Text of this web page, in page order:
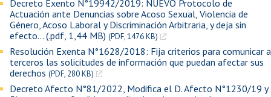
Decreto Exento N°19942/2019: NUEVO Protocolo de
Actuación ante Denuncias sobre Acoso Sexual, Violencia de
Género, Acoso Laboral y Discriminación Arbitraria, y deja sin
efecto... (.pdf, 1,44 MB) (PDF, 1476 KB)
Resolución Exenta N°1628/2018: Fija criterios para comunicar a
terceros las solicitudes de información que puedan afectar sus
derechos (PDF, 280 KB)
Decreto Afecto N°81/2022, Modifica el D. Afecto N°1230/19 y